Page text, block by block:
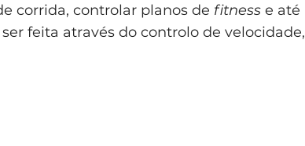
corrida, controlar planos de fitness e até
feita através do controlo de velocidade,